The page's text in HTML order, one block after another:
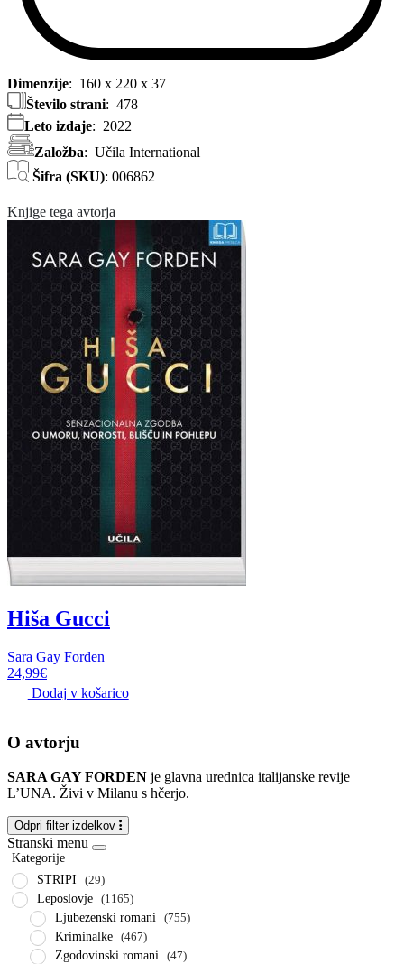
Dimenzije: 160 x 220 x 37
Število strani: 478
Leto izdaje: 2022
Založba: Učila International
Šifra (SKU): 006862
Knjige tega avtorja
Hiša Gucci
Sara Gay Forden
24,99€
Dodaj v košarico
O avtorju
SARA GAY FORDEN je glavna urednica italijanske revije
L’UNA. Živi v Milanu s hčerjo.
Odpri filter izdelkov
Stranski menu
Kategorije
STRIPI
(29)
Leposlovje (1165)
Ljubezenski romani (755)
Kriminalke (467)
Zgodovinski romani (47)